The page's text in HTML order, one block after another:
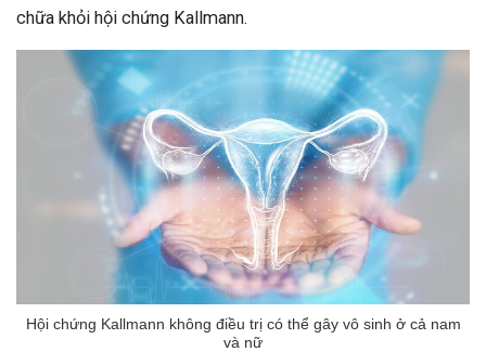
chữa khỏi hội chứng Kallmann.
Hội chứng Kallmann không điều trị có thể gây vô sinh ở cả nam
và nữ